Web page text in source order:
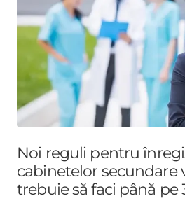
Noi reguli pentru
cabinetelor secundare
trebuie să faci până pe